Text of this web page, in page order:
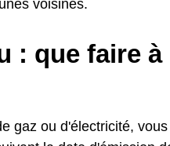
voisines.
: que faire
gaz ou d'électricité,